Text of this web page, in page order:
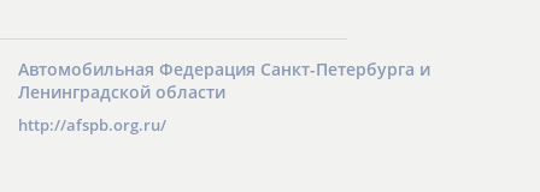
Автомобильная Федерация Санкт-Петербурга и
Ленинградской области
http://afspb.org.ru/